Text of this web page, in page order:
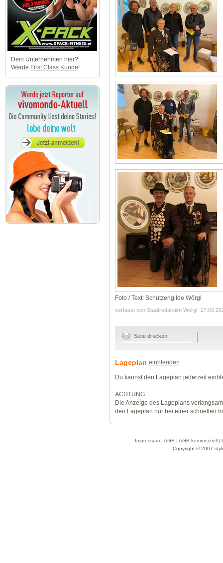
Dein Unternehmen hier?
Werde First Class Kunde!
Foto / Text: Schützengilde Wörgl
verfasst von Stadtredaktion Wörgl
Seite drucken
Lageplan einblenden
Du kannst den Lageplan jederzeit
ACHTUNG:
Die Anzeige des Lageplans
den Lageplan nur bei einer schnellen
Impressum| AGB | AGB kommerziell|
Copyright © 2007